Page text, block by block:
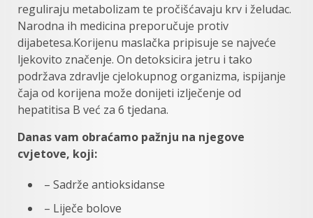
reguliraju metabolizam te pročišćavaju krv i želudac.
Narodna ih medicina preporučuje protiv
dijabetesa.Korijenu maslačka pripisuje se najveće
ljekovito značenje. On detoksicira jetru i tako
podržava zdravlje cjelokupnog organizma, ispijanje
čaja od korijena može donijeti izlječenje od
hepatitisa B već za 6 tjedana.
Danas vam obraćamo pažnju na njegove
cvjetove, koji:
– Sadrže antioksidanse
– Liječe bolove